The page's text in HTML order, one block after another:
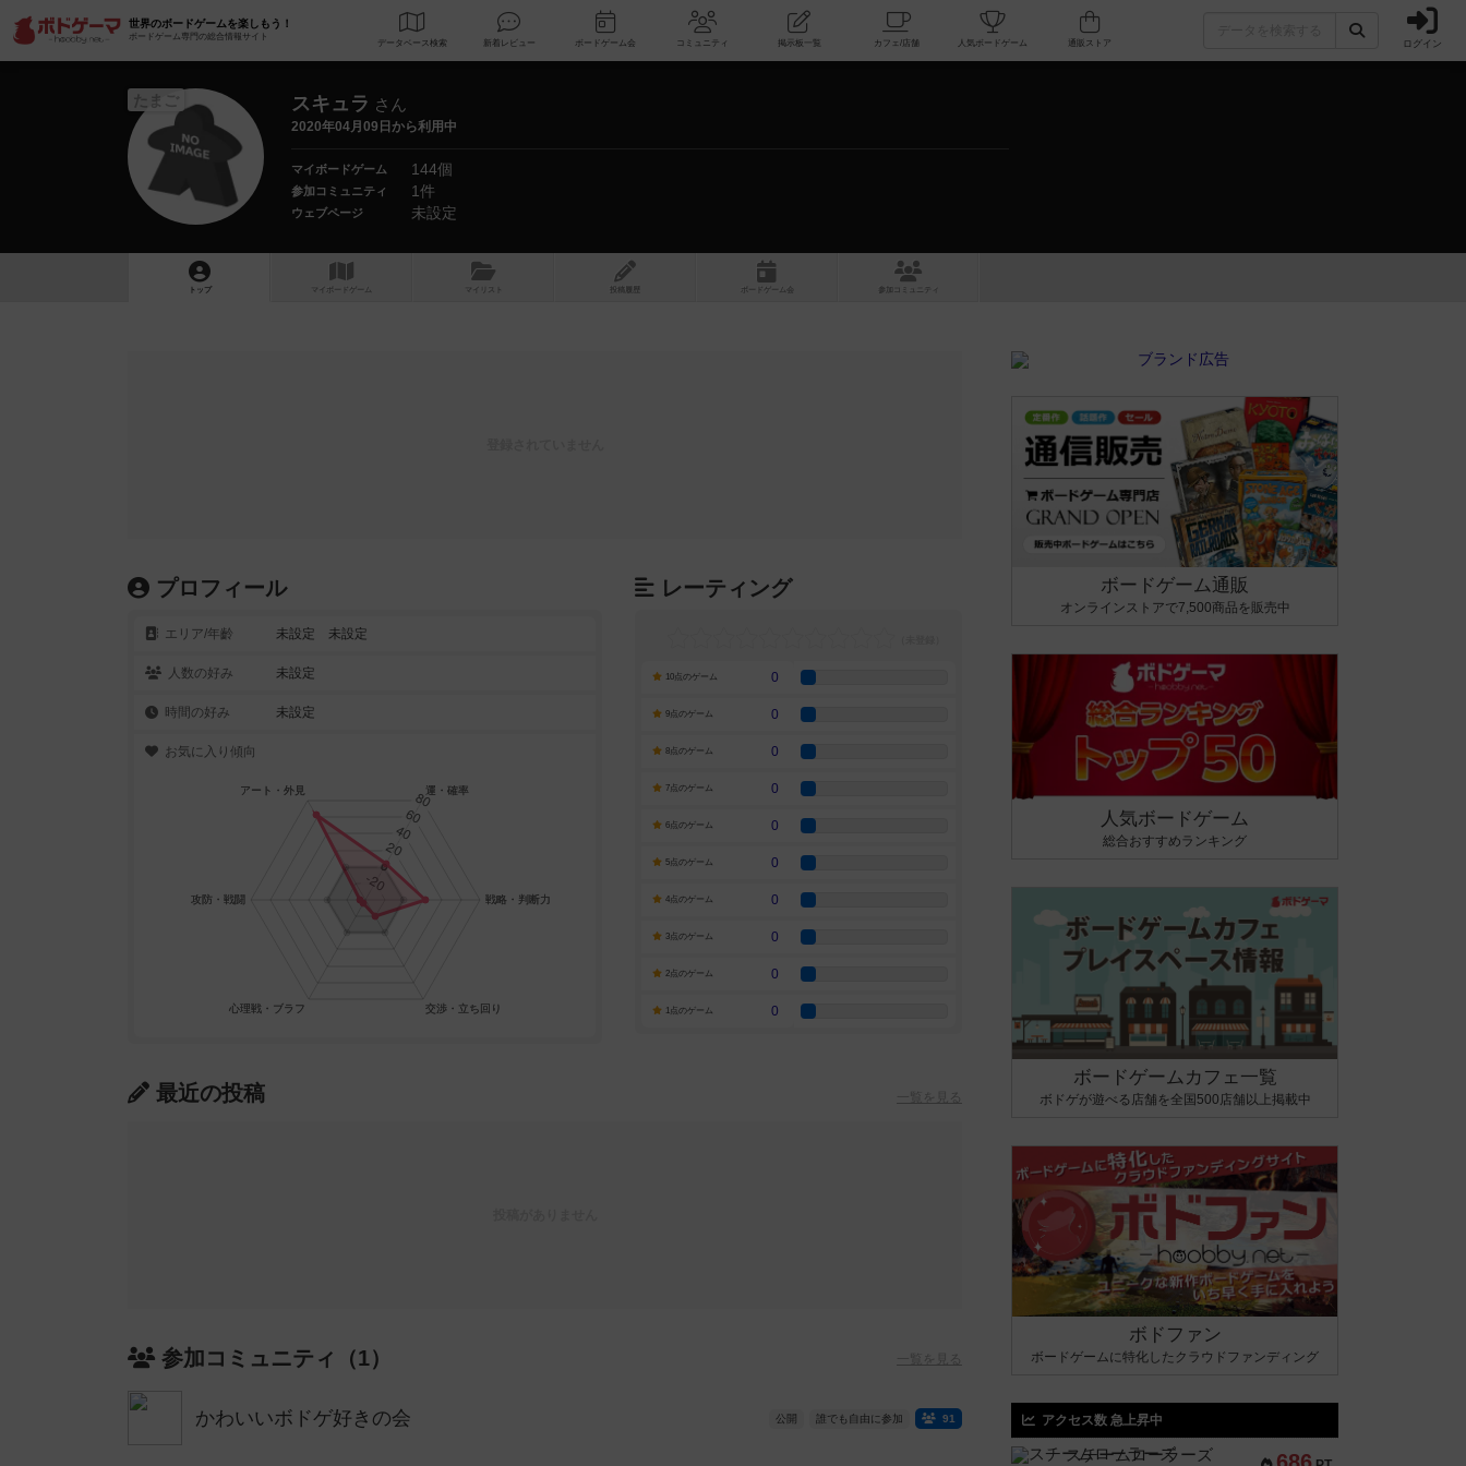
世界のボードゲームを楽しもう！
ボードゲーム専門の総合情報サイト
データベース 検索 新着レビュー ボードゲーム会 コミュニティ 掲示板一覧 カフェ/店舗 人気ボードゲーム ログイン
たまご スキュラ さん
2020年04月09日から利用中
マイボードゲーム 144個
参加コミュニティ 1件
ウェブページ 未設定
トップ マイボードゲーム マイリスト 投稿履歴 ボ ドゲ ーム コミュニティ
プロフィール
エリア/年齡 未設定 未設定
人数の好み 未設定
時間の好み 未設定
お気に入り傾向
レーティング
10点のゲーム 0
9点のゲーム 0
8点のゲーム 0
7点のゲーム 0
6点のゲーム 0
5点のゲーム 0
4点のゲーム 0
3点のゲーム 0
2点のゲーム 0
1点のゲーム 0
最近の投稿 一覧を見る
参加コミュニティ（1） 一覧を見る
かわいいボドゲ好きの会 公開 誰でも自由に参加 91
ボードゲーム通販
オンラインストアで7,500商品を販売中
人気ボードゲーム
総合おすすめランキング
ボードゲームカフェ一覧
ボドゲが遊べる店舗を全国500店舗以上掲載中
ボドファン
ボードゲームに特化したクラウドファンディング
アクセス数 急上昇中
スチームローラーズ